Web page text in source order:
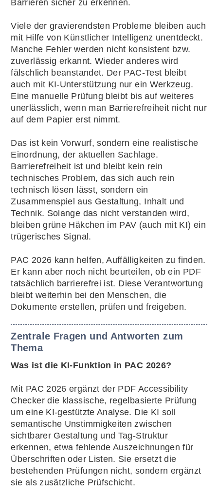
Barrieren sicher zu erkennen.
Viele der gravierendsten Probleme bleiben auch
mit Hilfe von Künstlicher Intelligenz unentdeckt.
Manche Fehler werden nicht konsistent bzw.
zuverlässig erkannt. Wieder anderes wird
fälschlich beanstandet. Der PAC-Test bleibt
auch mit KI-Unterstützung nur ein Werkzeug.
Eine manuelle Prüfung bleibt bis auf weiteres
unerlässlich, wenn man Barrierefreiheit nicht nur
auf dem Papier erst nimmt.
Das ist kein Vorwurf, sondern eine realistische
Einordnung, der aktuellen Sachlage.
Barrierefreiheit ist und bleibt kein rein
technisches Problem, das sich auch rein
technisch lösen lässt, sondern ein
Zusammenspiel aus Gestaltung, Inhalt und
Technik. Solange das nicht verstanden wird,
bleiben grüne Häkchen im PAV (auch mit KI) ein
trügerisches Signal.
PAC 2026 kann helfen, Auffälligkeiten zu finden.
Er kann aber noch nicht beurteilen, ob ein PDF
tatsächlich barrierefrei ist. Diese Verantwortung
bleibt weiterhin bei den Menschen, die
Dokumente erstellen, prüfen und freigeben.
Zentrale Fragen und Antworten zum
Thema
Was ist die KI-Funktion in PAC 2026?
Mit PAC 2026 ergänzt der PDF Accessibility
Checker die klassische, regelbasierte Prüfung
um eine KI-gestützte Analyse. Die KI soll
semantische Unstimmigkeiten zwischen
sichtbarer Gestaltung und Tag-Struktur
erkennen, etwa fehlende Auszeichnungen für
Überschriften oder Listen. Sie ersetzt die
bestehenden Prüfungen nicht, sondern ergänzt
sie als zusätzliche Prüfschicht.